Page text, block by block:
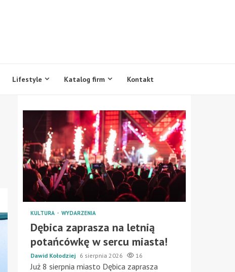
Lifestyle Katalog firm Kontakt
KULTURA WYDARZENIA
Dębica zaprasza na letnią
potańcówkę w sercu miasta!
Dawid Kołodziej 6 sierpnia 2026 16
Już 8 sierpnia miasto Dębica zaprasza